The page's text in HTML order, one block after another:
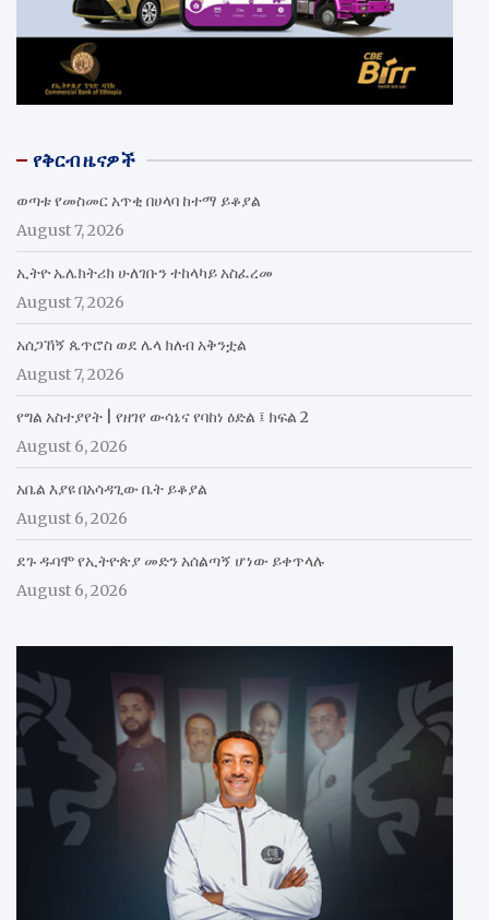
የቅርብ ዜናዎች
ወጣቱ የመስመር አጥቂ በሀላባ ከተማ ይቆያል
August 7, 2026
ኢትዮ ኤሌክትሪክ ሁለገቡን ተከላካይ አስፈረመ
August 7, 2026
አሰጋኸኝ ጴጥሮስ ወደ ሌላ ክለብ አቅንቷል
August 7, 2026
የግል አስተያየት | የዘገየ ውሳኔና የባከነ ዕድል ፤ ክፍል 2
August 6, 2026
አቤል እያዩ በአሳዳጊው ቤት ይቆያል
August 6, 2026
ደጉ ዱባሞ የኢትዮጵያ መድን አሰልጣኝ ሆነው ይቀጥላሉ
August 6, 2026